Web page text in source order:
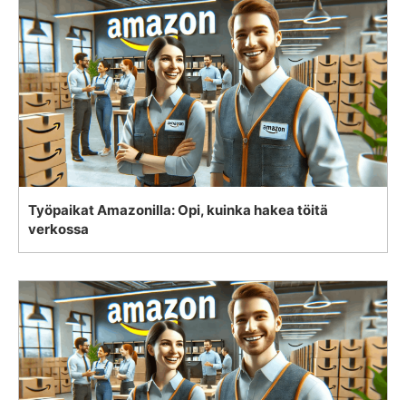
Työpaikat Amazonilla: Opi, kuinka hakea töitä
verkossa